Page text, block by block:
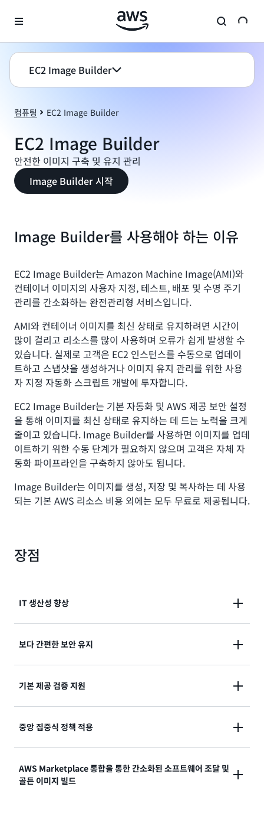
EC2 Image Builder
컴퓨팅 EC2 Image Builder
EC2 Image Builder
안전한 이미지 구축 및 유지 관리
Image Builder 시작
Image Builder를 사용해야 하는 이유
EC2 Image Builder는 Amazon Machine Image(AMI)와
컨테이너 이미지의 사용자 지정, 테스트, 배포 및 수명 주기
관리를 간소화하는 완전관리형 서비스입니다.
AMI와 컨테이너 이미지를 최신 상태로 유지하려면 시간이
많이 걸리고 리소스를 많이 사용하며 오류가 쉽게 발생할 수
있습니다. 실제로 고객은 EC2 인스턴스를 수동으로 업데이
트하고 스냅샷을 생성하거나 이미지 유지 관리를 위한 사용
자 지정 자동화 스크립트 개발에 투자합니다.
EC2 Image Builder는 기본 자동화 및 AWS 제공 보안 설정
을 통해 이미지를 최신 상태로 유지하는 데 드는 노력을 크게
줄이고 있습니다. Image Builder를 사용하면 이미지를 업데
이트하기 위한 수동 단계가 필요하지 않으며 고객은 자체 자
동화 파이프라인을 구축하지 않아도 됩니다.
Image Builder는 이미지를 생성, 저장 및 복사하는 데 사용
되는 기본 AWS 리소스 비용 외에는 모두 무료로 제공됩니다.
장점
IT 생산성 향상
Image Builder는 간단한 그래픽 인터페이스, 기본 제공
노력을 크게 줄여줍니다. Image Builder를 사용하면 이
동화 코드를 작성하고 유지할 필요가 없으므로 리소스
확보는 물론 IT 작업 시간이 단축됩니다.
보다 간편한 보안 유지
EC2 Image Builder를 사용하면 필수 구성 요소만으로
로 이미지를 패치합니다. 또한, 적용 가능한 내부 규정 준
또는 사용자 지정 보안 정책을 이미지에 적용할 수 있습
니다.
기본 제공 검증 지원
EC2 Image Builder를 사용하면 프로덕션 환경에서 이
쉽게 검증할 수 있습니다. 이렇게 하면 일반적으로 테스
트가 충분하지 않아 이미지에서 발생하는 오류를 줄일
중앙 집중식 정책 적용
EC2 Image Builder에서는 손쉬운 개정 관리를 위해 버
전을 제어할 수 있습니다. AWS Resource Access
AWS Marketplace 통합을 통한 간소화된 소프트웨어 조달 및
골든 이미지 빌드